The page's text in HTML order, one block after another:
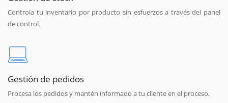
Controla tu inventario por producto sin esfuerzos a través del panel
de control.
Gestión de pedidos
Procesa los pedidos y mantén informado a tu cliente en el proceso.